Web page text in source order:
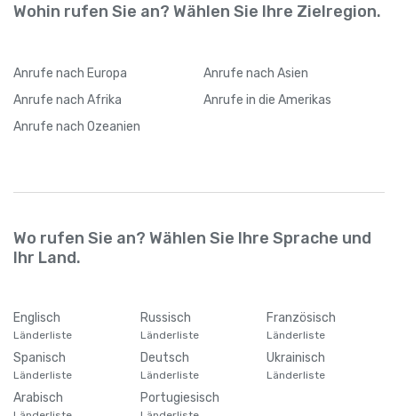
Wohin rufen Sie an? Wählen Sie Ihre Zielregion.
Anrufe nach Europa Anrufe nach Asien
Anrufe nach Afrika Anrufe in die Amerikas
Anrufe nach Ozeanien
Wo rufen Sie an? Wählen Sie Ihre Sprache und
Ihr Land.
Englisch
Länderliste
Russisch
Länderliste
Französisch
Länderliste
Spanisch
Länderliste
Deutsch
Länderliste
Ukrainisch
Länderliste
Arabisch Portugiesisch